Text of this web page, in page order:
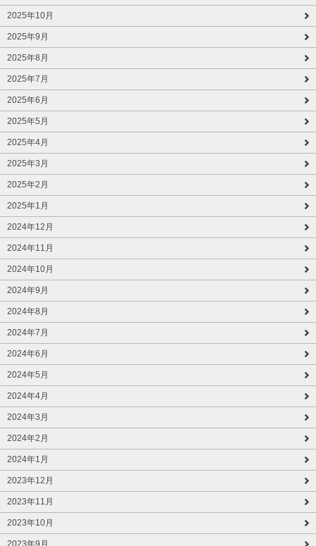
2025年10月
2025年9月
2025年8月
2025年7月
2025年6月
2025年5月
2025年4月
2025年3月
2025年2月
2025年1月
2024年12月
2024年11月
2024年10月
2024年9月
2024年8月
2024年7月
2024年6月
2024年5月
2024年4月
2024年3月
2024年2月
2024年1月
2023年12月
2023年11月
2023年10月
2023年9月